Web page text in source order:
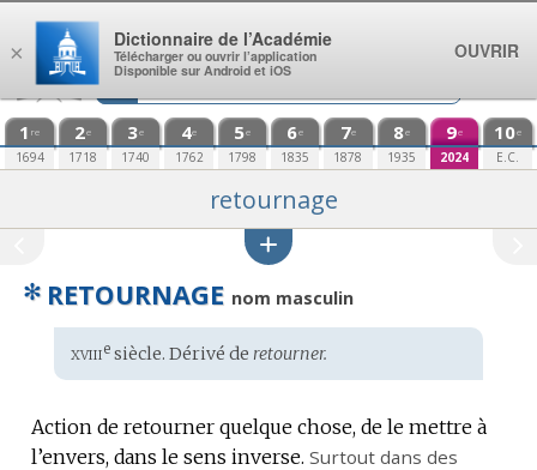
Aller au contenu
1 re
1694
2e
1718
3e
1740
4e
1762
5e
1798
6e
1835
7e
1878
8e
1935
9e
2024
10e
E.C.
retournage
✻ RETOURNAGE nom masculin
Étymologie
:
xviiiesiècle. Dérivé de retourner.
Action de retourner quelque chose, de le mettre à
l’envers, dans le sens inverse. Surtout dans des
×
Dictionnaire de l’Académie
Télécharger ou ouvrir l’application
Disponible sur Android et iOS
OUVRIR